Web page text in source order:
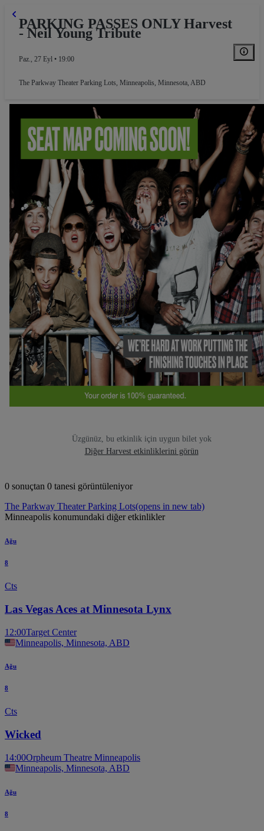
PARKING PASSES ONLY Harvest
- Neil Young Tribute
Paz., 27 Eyl • 19:00
The Parkway Theater Parking Lots, Minneapolis, Minnesota, ABD
Üzgünüz, bu etkinlik için uygun bilet yok
Diğer Harvest etkinliklerini görün
0 sonuçtan 0 tanesi görüntüleniyor
The Parkway Theater Parking Lots(opens in new tab)
Minneapolis konumundaki diğer etkinlikler
Ağu
8
Cts
Las Vegas Aces at Minnesota Lynx
12:00Target Center
Minneapolis, Minnesota, ABD
Ağu
8
Cts
Wicked
14:00Orpheum Theatre Minneapolis
Minneapolis, Minnesota, ABD
Ağu
8